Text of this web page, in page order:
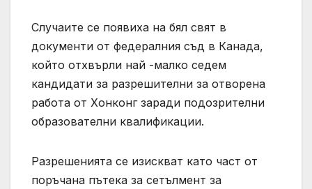
Случаите се появиха на бял свят в
документи от федералния съд в Канада,
който отхвърли най -малко седем
кандидати за разрешителни за отворена
работа от Хонконг заради подозрителни
образователни квалификации.
Разрешенията се изискват като част от
поръчана пътека за сетълмент за